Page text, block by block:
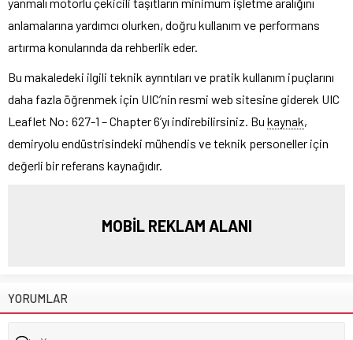
anlamalarına yardımcı olurken, doğru kullanım ve performans
artırma konularında da rehberlik eder.
Bu makaledeki ilgili teknik ayrıntıları ve pratik kullanım ipuçlarını
daha fazla öğrenmek için UIC’nin resmi web sitesine giderek UIC
Leaflet No: 627-1 – Chapter 6’yı indirebilirsiniz. Bu kaynak,
demiryolu endüstrisindeki mühendis ve teknik personeller için
değerli bir referans kaynağıdır.
MOBİL REKLAM ALANI
YORUMLAR